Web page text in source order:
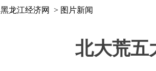
黑龙江经济网 > 图片新闻
北大荒五